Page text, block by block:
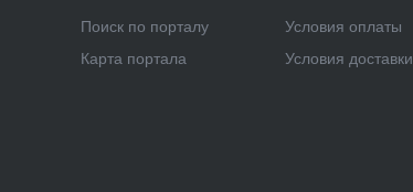
Поиск по порталу
Карта портала
Условия оплаты
Условия доставки